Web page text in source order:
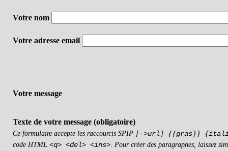
Votre nom
Votre adresse email
Votre message
Texte de votre message (obligatoire)
Ce formulaire accepte les raccourcis SPIP [->url] {{gras}}
code HTML <q> <del> <ins>. Pour créer des paragraphes, laissez